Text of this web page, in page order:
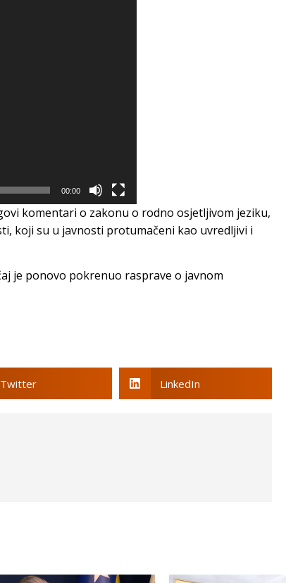
00:00
komentari o zakonu o rodno osjetljivom jeziku,
koji su u javnosti protumačeni kao uvredljivi i
je ponovo pokrenuo rasprave o javnom
Twitter LinkedIn